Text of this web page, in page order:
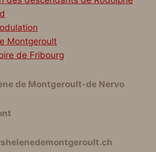
Montgeroult
de Fribourg
de Montgeroult-de Nervo